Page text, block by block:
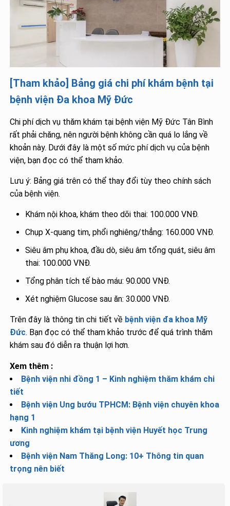
[Tham khảo] Bảng giá chi phí khám bệnh tại
bệnh viện Đa khoa Mỹ Đức
Chi phí dịch vụ thăm khám tại bệnh viện Mỹ Đức Tân Bình
rất phải chăng, nên người bệnh không cần quá lo lắng về
khoản này. Dưới đây là một số mức phí dịch vụ của bệnh
viện, bạn đọc có thể tham khảo.
Lưu ý: Bảng giá trên có thể thay đổi tùy theo chính sách
của bệnh viện.
Khám nội khoa, khám theo dõi thai: 100.000 VNĐ.
Chụp X-quang tim, phổi nghiêng/thẳng: 160.000 VNĐ.
Siêu âm phụ khoa, đầu dò, siêu âm tổng quát, siêu âm
thai: 100.000 VNĐ.
Tổng phân tích tế bào máu: 90.000 VNĐ.
Xét nghiệm Glucose sau ăn: 30.000 VNĐ.
Trên đây là thông tin chi tiết về bệnh viện đa khoa Mỹ
Đức. Bạn đọc có thể tham khảo trước để quá trình thăm
khám sau đó diễn ra thuận lợi hơn.
Xem thêm :
Bệnh viện nhi đồng 1 – Kinh nghiệm thăm khám chi
tiết
Bệnh viện Ung bướu TPHCM: Bệnh viện chuyên khoa
hạng 1
Kinh nghiệm khám tại bệnh viện Huyết học Trung
ương
Bệnh viện Nam Thăng Long: 10+ Thông tin quan
trọng nên biết